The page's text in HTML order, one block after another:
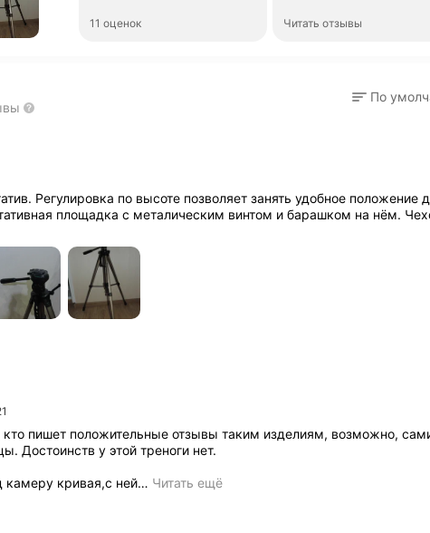
11 оценок Читать отзывы
По
Регулировка по высоте позволяет занять удобное положение
площадка с металическим винтом и барашком на нём.
пишет положительные отзывы таким изделиям, возможно,
Достоинств у этой треноги нет.
кривая,с ней… Читать ещё